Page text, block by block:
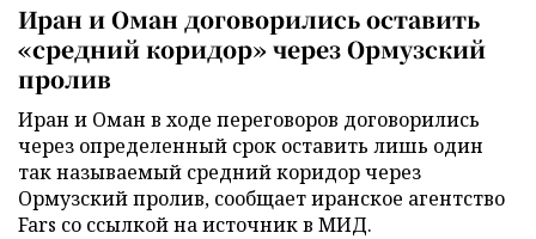
Иран и Оман договорились оставить
«средний коридор» через Ормузский
пролив
Иран и Оман в ходе переговоров договорились
через определенный срок оставить лишь один
так называемый средний коридор через
Ормузский пролив, сообщает иранское агентство
Fars со ссылкой на источник в МИД.